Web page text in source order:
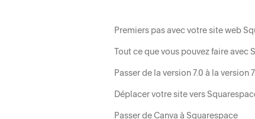
Premiers pas avec votre site web
Tout ce que vous pouvez faire avec
Passer de la version 7.0 à la version
Déplacer votre site vers
Passer de Canva à Squarespace